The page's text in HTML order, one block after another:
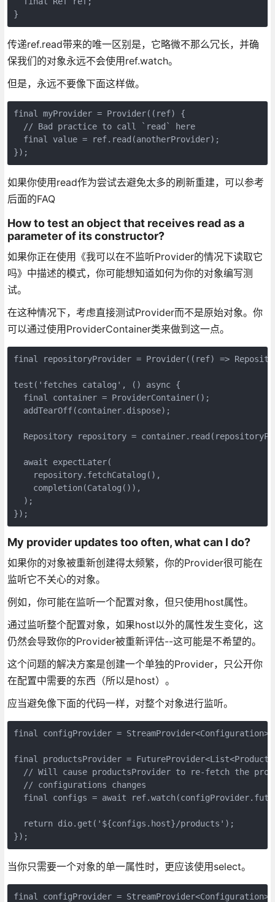
}
传递ref.read带来的唯一区别是，它略微不那么冗长，并确
保我们的对象永远不会使用ref.watch。
但是，永远不要像下面这样做。
final myProvider = Provider((ref) {
  // Bad practice to call `read` here
  final value = ref.read(anotherProvider);
});
如果你使用read作为尝试去避免太多的刷新重建，可以参考
后面的FAQ
How to test an object that receives read as a
parameter of its constructor?
如果你正在使用《我可以在不监听Provider的情况下读取它
吗》中描述的模式，你可能想知道如何为你的对象编写测
试。
在这种情况下，考虑直接测试Provider而不是原始对象。你
可以通过使用ProviderContainer类来做到这一点。
final repositoryProvider = Provider((ref) =>
test('fetches catalog', () async {
  final container = ProviderContainer();
  addTearOff(container.dispose);
Repository repository =
  await expectLater(
    repository.fetchCatalog(),
    completion(Catalog()),
  );
});
My provider updates too often, what can I do?
如果你的对象被重新创建得太频繁，你的Provider很可能在
监听它不关心的对象。
例如，你可能在监听一个配置对象，但只使用host属性。
通过监听整个配置对象，如果host以外的属性发生变化，这
仍然会导致你的Provider被重新评估--这可能是不希望的。
这个问题的解决方案是创建一个单独的Provider，只公开你
在配置中需要的东西（所以是host）。
应当避免像下面的代码一样，对整个对象进行监听。
final configProvider =
final productsProvider =
// Will cause productsProvider to re-fetch the
  // configurations changes
final configs = await
  return dio.get('${configs.host}/products');
});
当你只需要一个对象的单一属性时，更应该使用select。
final configProvider =